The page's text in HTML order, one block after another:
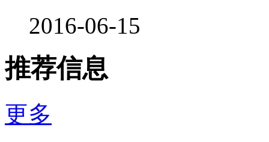
2016-06-15
推荐信息
更多